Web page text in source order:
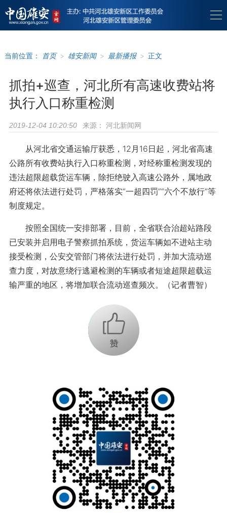
当前位置： 首页 > 雄安新闻 > 最新播报 > 正文
抓拍+巡查，河北所有高速收费站将
执行入口称重检测
2019-12-04 10:20:50 来源： 河北新闻网
从河北省交通运输厅获悉，12月16日起，河北省高速
公路所有收费站执行入口称重检测，对经称重检测发现的
违法超限超载货运车辆，除拒绝驶入高速公路外，属地政
府还将依法进行处罚，严格落实“一超四罚”“六个不放行”等
制度规定。
按照全国统一安排部署，目前，全省联合治超站路段
已安装并启用电子警察抓拍系统，货运车辆如不进站主动
接受检测，公安交管部门将依法进行处罚，并加大流动巡
查力度，对故意绕行逃避检测的车辆或者短途超限超载运
输严重的地区，将增加联合流动巡查频次。（记者曹智）
+1